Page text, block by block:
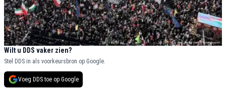
Wilt u DDS vaker zien?
Stel DDS in als voorkeursbron op Google.
Voeg DDS toe op Google